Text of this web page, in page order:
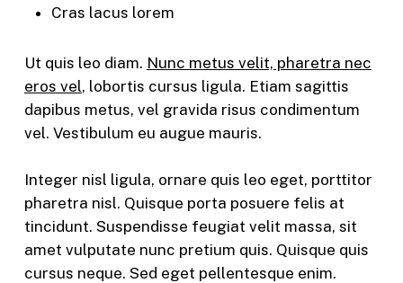
Cras lacus lorem
Ut quis leo diam. Nunc metus velit, pharetra nec
eros vel, lobortis cursus ligula. Etiam sagittis
dapibus metus, vel gravida risus condimentum
vel. Vestibulum eu augue mauris.
Integer nisl ligula, ornare quis leo eget, porttitor
pharetra nisl. Quisque porta posuere felis at
tincidunt. Suspendisse feugiat velit massa, sit
amet vulputate nunc pretium quis. Quisque quis
cursus neque. Sed eget pellentesque enim.